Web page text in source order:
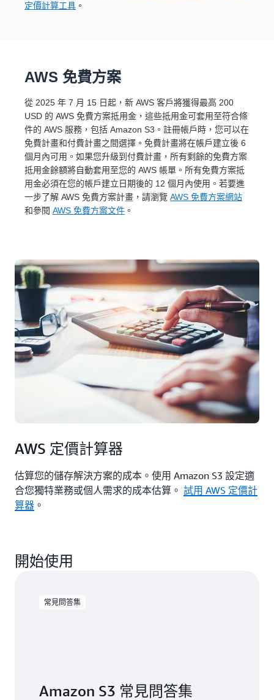
定價計算工具 。
AWS 免費方案
從 2025 年 7 月 15 日起，新 AWS 客戶將獲得最高 200
USD 的 AWS 免費方案抵用金，這些抵用金可套用至符合條
件的 AWS 服務，包括 Amazon S3。註冊帳戶時，您可以在
免費計畫和付費計畫之間選擇。免費計畫將在帳戶建立後 6
個月內可用。如果您升級到付費計畫，所有剩餘的免費方案
抵用金餘額將自動套用至您的 AWS 帳單。所有免費方案抵
用金必須在您的帳戶建立日期後的 12 個月內使用。若要進
一步了解 AWS 免費方案計畫，請瀏覽 AWS 免費方案網站
和參閱 AWS 免費方案文件 。
AWS 定價計算器
估算您的儲存解決方案的成本。使用 Amazon S3 設定適
合您獨特業務或個人需求的成本估算。 試用 AWS 定價計
算器 。
開始使用
常見問答集
Amazon S3 常見問答集